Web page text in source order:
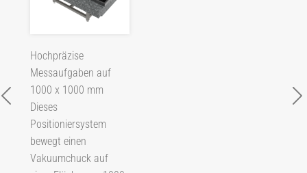
Hochpräzise
Messaufgaben auf
1000 x 1000 mm
Dieses
Positioniersystem
bewegt einen
Vakuumchuck auf